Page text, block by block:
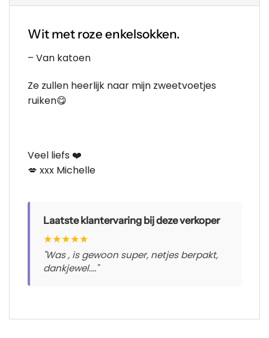
Wit met roze enkelsokken.
– Van katoen
Ze zullen heerlijk naar mijn zweetvoetjes
ruiken😋
Veel liefs ❤️
💋 xxx Michelle
Laatste klantervaring bij deze verkoper
★★★★★
"Was , is gewoon super, netjes berpakt,
dankjewel...."